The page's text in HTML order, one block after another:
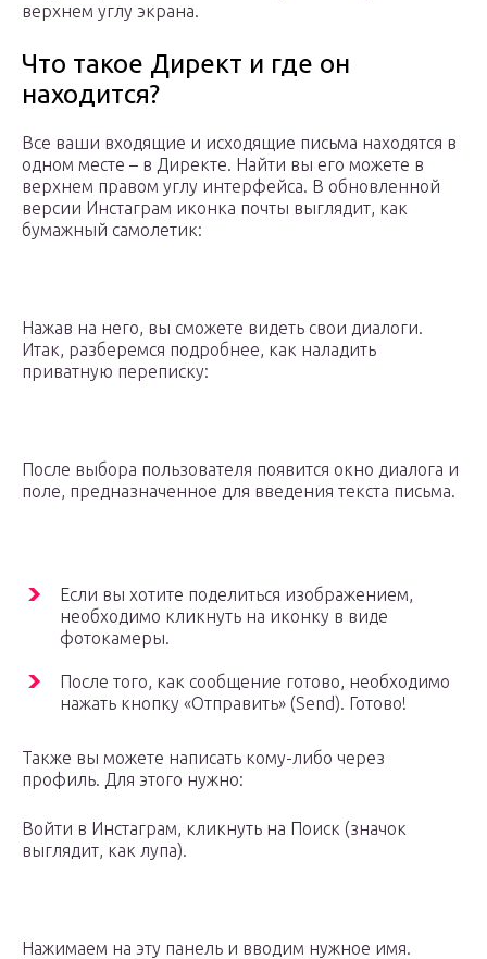
верхнем углу экрана.
Что такое Директ и где он
находится?
Все ваши входящие и исходящие письма находятся в
одном месте – в Директе. Найти вы его можете в
верхнем правом углу интерфейса. В обновленной
версии Инстаграм иконка почты выглядит, как
бумажный самолетик:
Нажав на него, вы сможете видеть свои диалоги.
Итак, разберемся подробнее, как наладить
приватную переписку:
После выбора пользователя появится окно диалога и
поле, предназначенное для введения текста письма.
Если вы хотите поделиться изображением,
необходимо кликнуть на иконку в виде
фотокамеры.
После того, как сообщение готово, необходимо
нажать кнопку «Отправить» (Send). Готово!
Также вы можете написать кому-либо через
профиль. Для этого нужно:
Войти в Инстаграм, кликнуть на Поиск (значок
выглядит, как лупа).
Нажимаем на эту панель и вводим нужное имя.